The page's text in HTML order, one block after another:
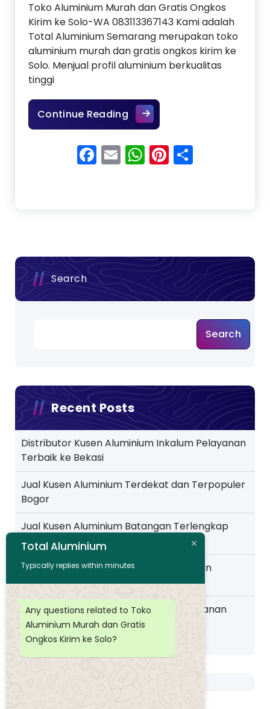
Toko Aluminium Murah dan Gratis Ongkos
Kirim ke Solo-WA 083113367143 Kami adalah
Total Aluminium Semarang merupakan toko
aluminium murah dan gratis ongkos kirim ke
Solo. Menjual profil aluminium berkualitas
tinggi
Continue ReadingToko Aluminium Murah dan
Facebook
EmailWhatsApp
Pinterest
Search
Search
Recent Posts
Distributor Kusen Aluminium Inkalum Pelayanan
Terbaik ke Bekasi
Jual Kusen Aluminium Terdekat dan Terpopuler
Bogor
Jual Kusen Aluminium Batangan Terlengkap
Pelayanan ke Jakarta
Toko Kusen Aluminium Murah Pelayanan
Wilayah Pemalang
Distributor Kusen Aluminium Murah layanan
Wilayah Purwokerto
Total Aluminium
Typically replies within minutes
Any questions related to Toko
Aluminium Murah dan Gratis
Ongkos Kirim ke Solo?